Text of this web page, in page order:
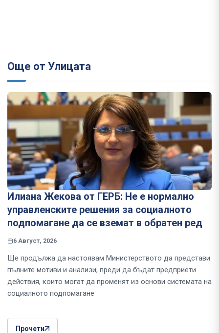
Още от Улицата
Илиана Жекова от ГЕРБ: Не е нормално
управленските решения за социалното
подпомагане да се вземат в обратен ред
6 Август, 2026
Ще продължа да настоявам Министерството да представи
пълните мотиви и анализи, преди да бъдат предприети
действия, които могат да променят из основи системата на
социалното подпомагане
Прочети